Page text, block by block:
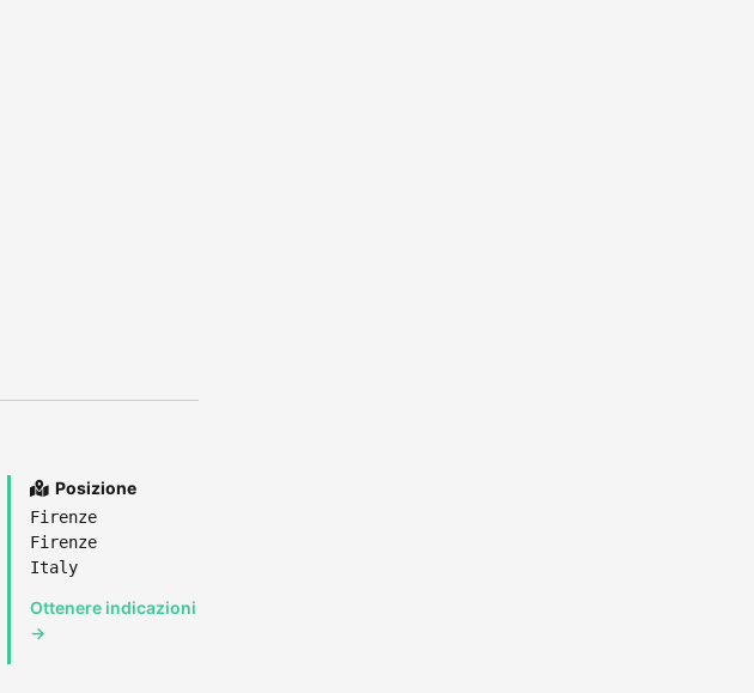
Posizione
Firenze
Firenze
Italy
Ottenere indicazioni
→